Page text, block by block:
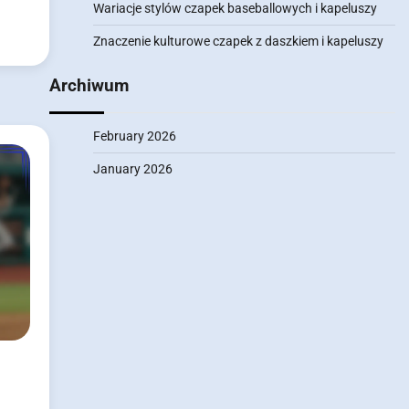
Wariacje stylów czapek baseballowych i kapeluszy
Znaczenie kulturowe czapek z daszkiem i kapeluszy
Archiwum
February 2026
January 2026